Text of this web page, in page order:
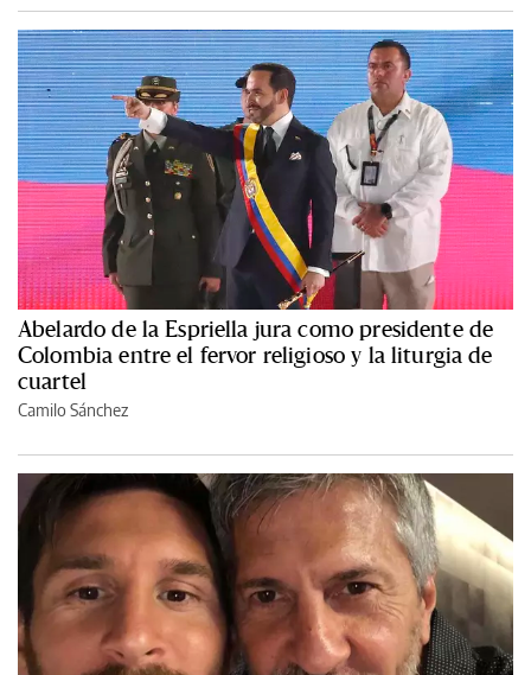
Abelardo de la Espriella jura como presidente de
Colombia entre el fervor religioso y la liturgia de
cuartel
Camilo Sánchez